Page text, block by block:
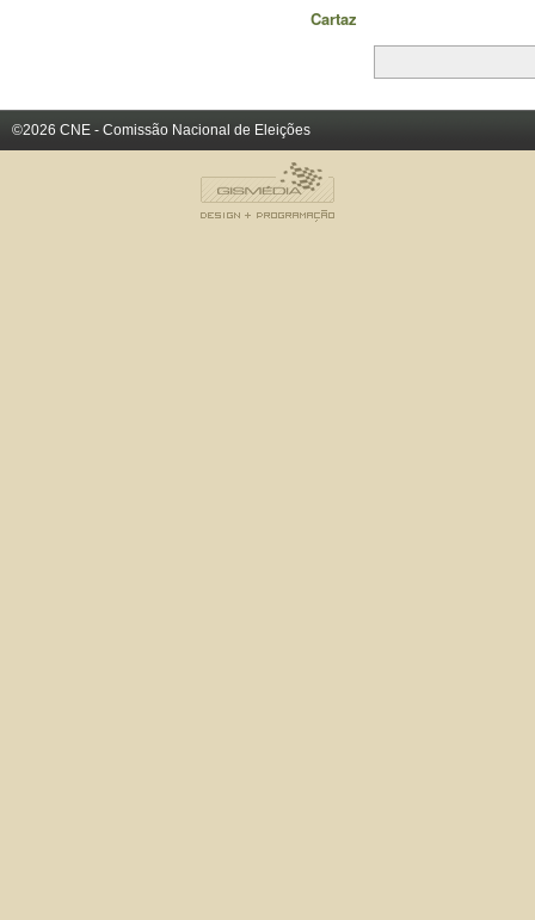
Cartaz
©2026 CNE - Comissão Nacional de Eleições